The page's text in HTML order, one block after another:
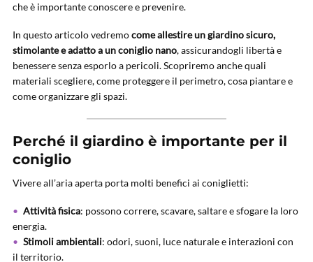
che è importante conoscere e prevenire.
In questo articolo vedremocome allestire un giardino sicuro,
stimolante e adatto a un coniglio nano, assicurandogli libertà e
benessere senza esporlo a pericoli. Scopriremo anche quali
materiali scegliere, come proteggere il perimetro, cosa piantare e
come organizzare gli spazi.
Perché il giardino è importante per il
coniglio
Vivere all’aria aperta porta molti benefici ai coniglietti:
Attività fisica: possono correre, scavare, saltare e sfogare la loro
energia.
Stimoli ambientali: odori, suoni, luce naturale e interazioni con
il territorio.